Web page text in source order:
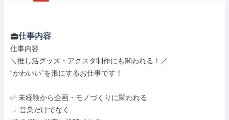
仕事内容
仕事内容
＼推し活グッズ・アクスタ制作にも関われる！／
“かわいい”を形にするお仕事です！
✅ 未経験から企画・モノづくりに関われる
→ 営業だけでなく